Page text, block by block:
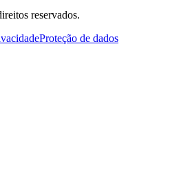
reservados.
Proteção de dados